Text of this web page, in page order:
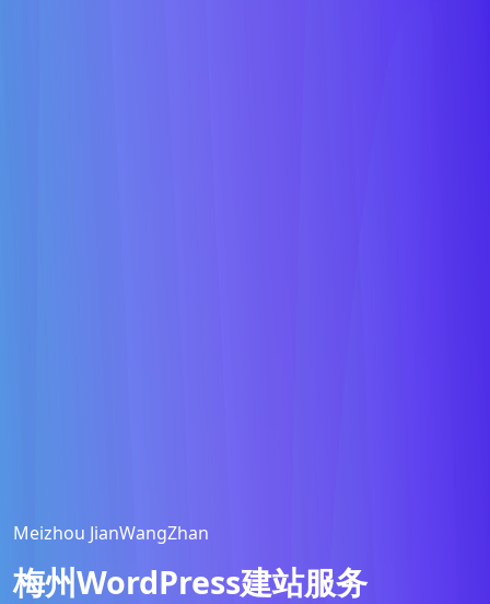
Meizhou JianWangZhan
梅州WordPress建站服务